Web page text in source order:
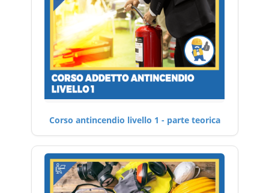
Corso antincendio livello 1 - parte teorica